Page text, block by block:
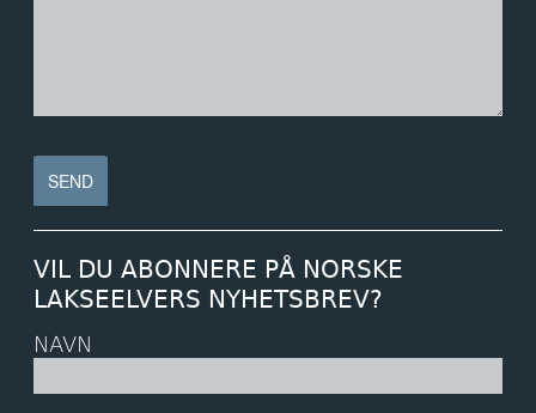
VIL DU ABONNERE PÅ NORSKE
LAKSEELVERS NYHETSBREV?
NAVN